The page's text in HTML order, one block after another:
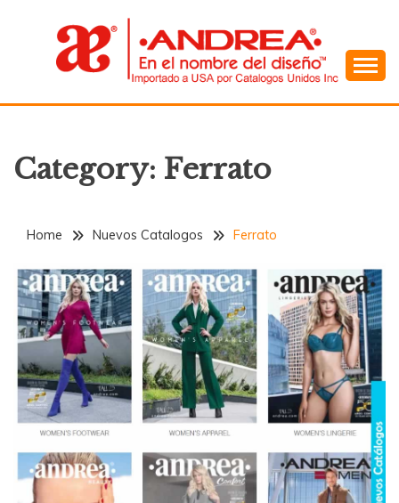
ANDREA
Category: Ferrato
Home Nuevos Catalogos Ferrato